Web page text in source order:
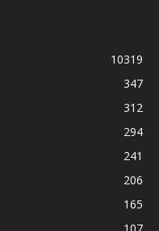
10319
347
312
294
241
206
165